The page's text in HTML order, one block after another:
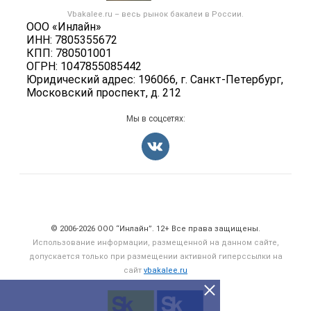
Vbakalee.ru – весь рынок бакалеи в России.
ООО «Инлайн»
ИНН: 7805355672
КПП: 780501001
ОГРН: 1047855085442
Юридический адрес: 196066, г. Санкт-Петербург,
Московский проспект, д. 212
Политика обработки персональных данных
Добавить объявление
Мы в соцсетях:
© 2006‑2026 ООО “Инлайн”. 12+ Все права защищены.
Использование информации, размещенной на данном сайте,
допускается только при размещении активной гиперссылки на
сайт vbakalee.ru